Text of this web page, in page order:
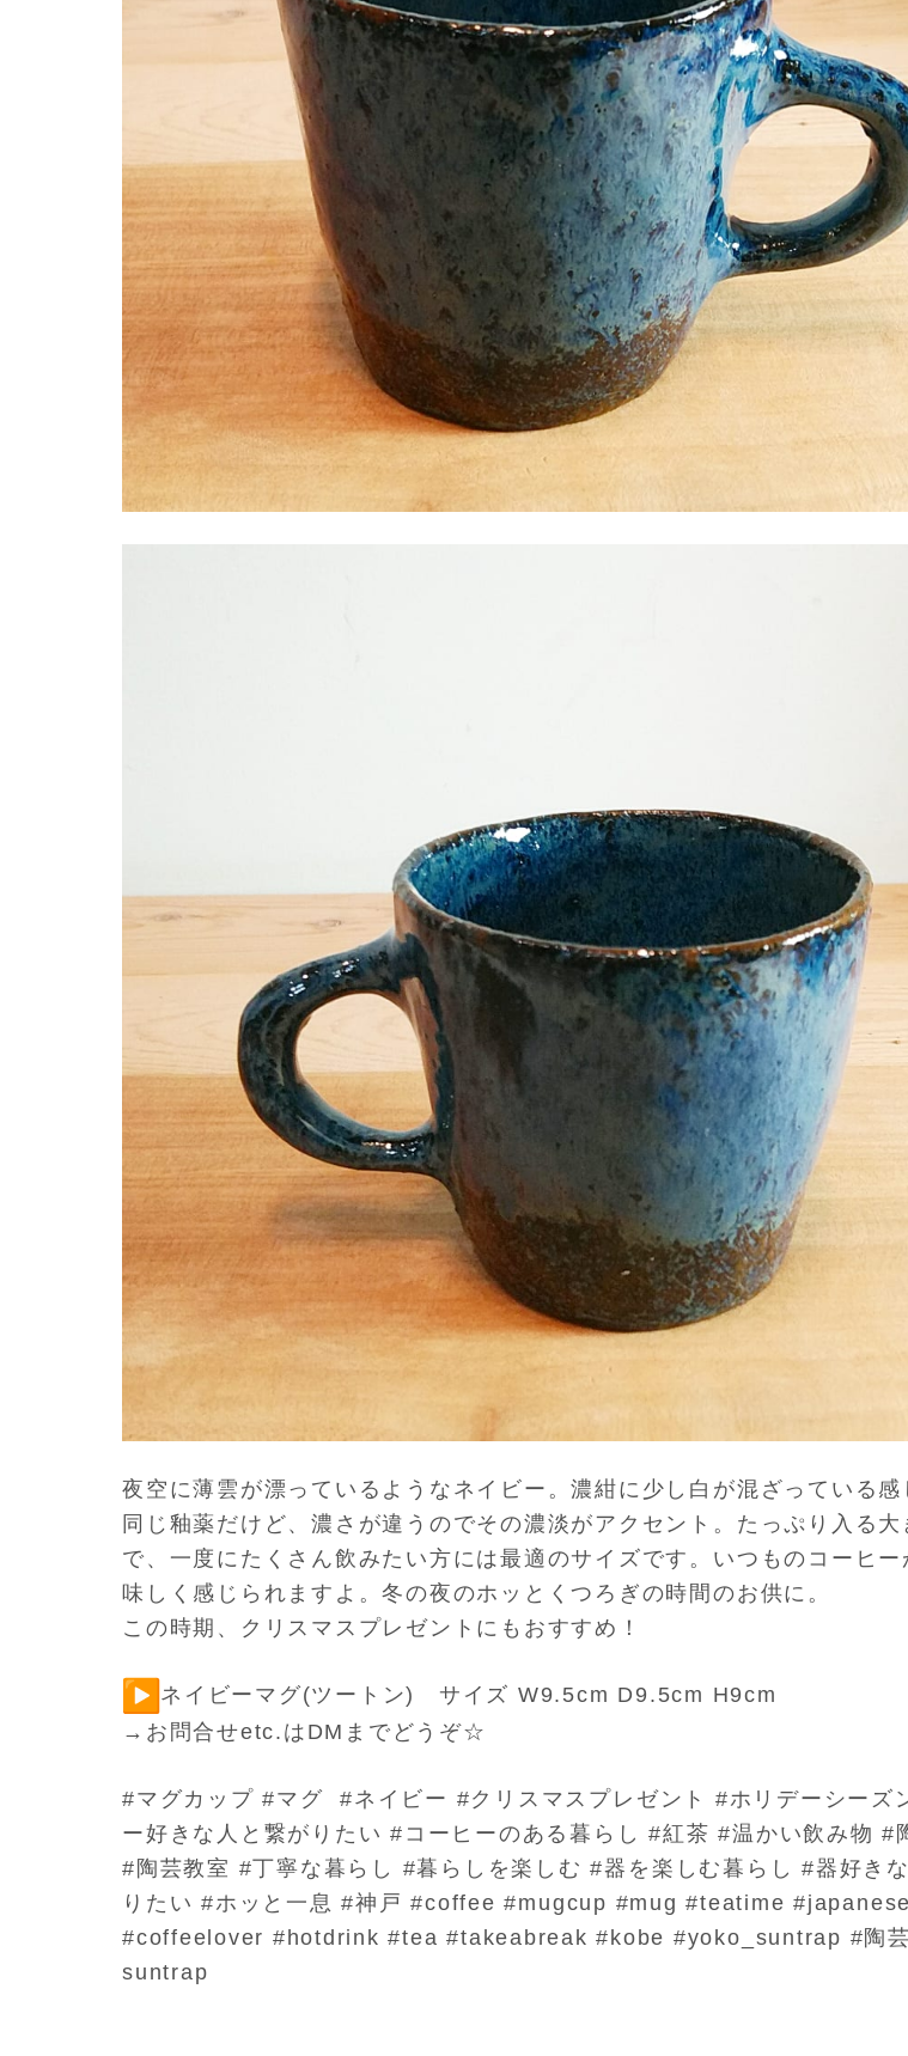
夜空に薄雲が漂っているようなネイビー。濃紺に少し白が混ざって いる感
同じ釉薬だけど、濃さが違うのでその濃淡がアクセント。たっぷり 入る
で、一度にたくさん飲みたい方には最適のサイズです。いつものコーヒー
味しく感じられますよ。冬の夜のホッとくつろぎの時間のお供に。
この時期、クリスマスプレゼントにもおすすめ！
ネイビーマグ(ツートン) サイズ W9.5cm D9.5cm H9cm
→お問合せetc.はDMまでどうぞ☆
#マグカップ #マグ #ネイビー #クリスマスプレゼント #ホリデーシーズ
ー好きな人と繋がりたい #コーヒーのある暮らし #紅茶 #温かい飲み物 #
#陶芸教室 #丁寧な暮らし #暮らしを楽しむ #器を楽しむ暮らし #器好き
りたい #ホッと一息 #神戸 #coffee #mugcup #mug #teatime
#coffeelover #hotdrink #tea #takeabreak #kobe #yoko_suntrap #陶
suntrap